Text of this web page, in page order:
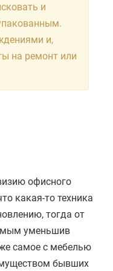
и
и,
на ремонт или
офисного
какая-то техника
тогда от
уменьшив
самое с мебелью
бывших